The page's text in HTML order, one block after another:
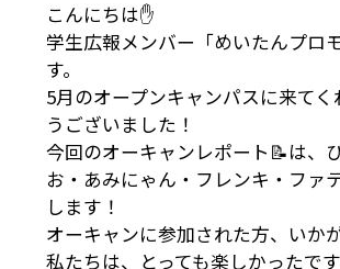
こんにちは✋
学生広報メンバー「めいたんプロ
す。
5月のオープンキャンパスに来てく
うございました！
今回のオーキャンレポート📝は、
お・あみにゃん・フレンキ・ファ
します！
オーキャンに参加された方、いか
私たちは、とっても楽しかったです